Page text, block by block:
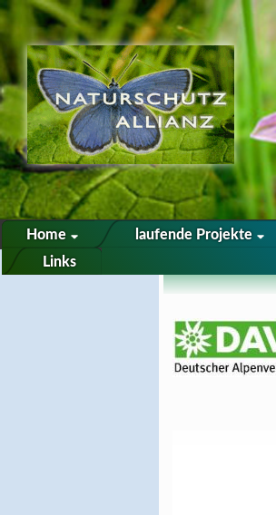
Home laufende Projekte
Links